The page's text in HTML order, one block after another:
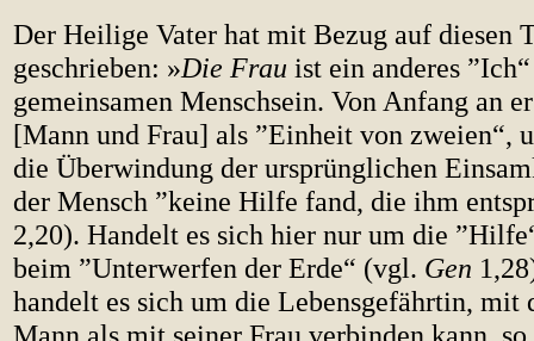
Der Heilige Vater hat mit Bezug auf diesen
geschrieben: »Die Frau ist ein anderes
gemeinsamen Menschsein. Von Anfang an
[Mann und Frau] als ”Einheit von zweien“,
die Überwindung der ursprünglichen
der Mensch ”keine Hilfe fand, die ihm
2,20). Handelt es sich hier nur um die
beim ”Unterwerfen der Erde“ (vgl. Gen
handelt es sich um die Lebensgefährtin, mit